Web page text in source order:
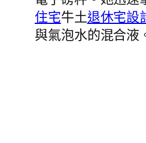
住宅牛土退休宅設
與氣泡水的混合液